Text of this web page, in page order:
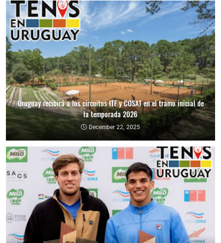
Uruguay recibirá a los circuitos ITF y COSAT en el tramo inicial de
la temporada 2026
December 22, 2025